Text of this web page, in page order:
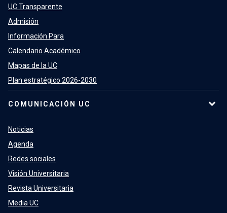
UC Transparente
Admisión
Información Para
Calendario Académico
Mapas de la UC
Plan estratégico 2026-2030
COMUNICACIÓN UC
Noticias
Agenda
Redes sociales
Visión Universitaria
Revista Universitaria
Media UC